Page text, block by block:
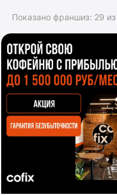
Показано франшиз: 29 из